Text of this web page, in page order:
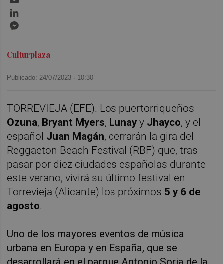
Culturplaza
Publicado: 24/07/2023 · 10:30
TORREVIEJA (EFE). Los puertorriqueños
Ozuna, Bryant Myers, Lunayy Jhayco, y el
español Juan Magán, cerrarán la gira del
Reggaeton Beach Festival (RBF) que, tras
pasar por diez ciudades españolas durante
este verano, vivirá su último festival en
Torrevieja (Alicante) los próximos 5 y 6 de
agosto.
Uno de los mayores eventos de música
urbana en Europa y en España, que se
desarrollará en el parque Antonio Soria de la